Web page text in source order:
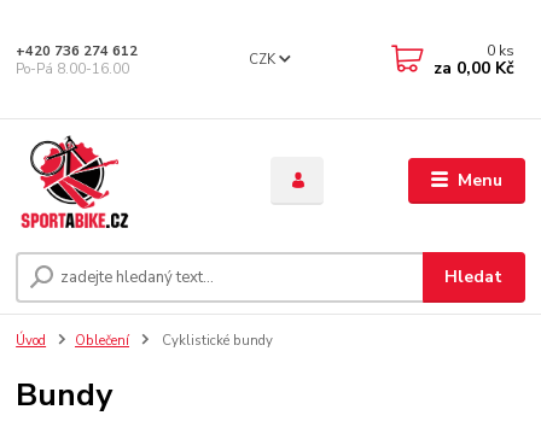
Menu
CZK
Hledat
+420 736 274 612
Po-Pá 8.00-16.00
0 ks
za 0,00 Kč
Úvod Oblečení Cyklistické bundy
Bundy